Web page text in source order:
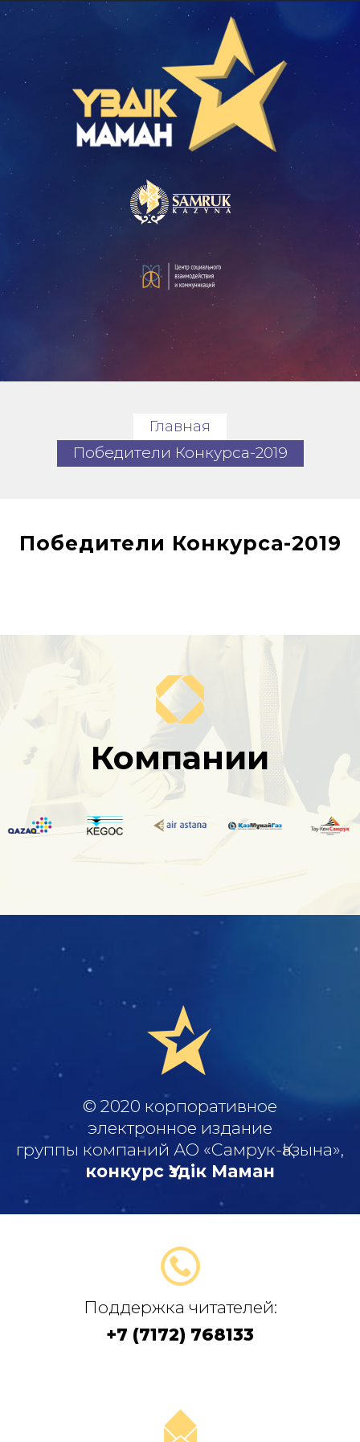
Главная
Победители Конкурса-2019
Победители Конкурса-2019
Компании
© 2020 корпоративное
электронное издание
группы компаний АО «Самрук-Қазына»,
конкурс Үздік Маман
Поддержка читателей:
+7 (7172) 768133